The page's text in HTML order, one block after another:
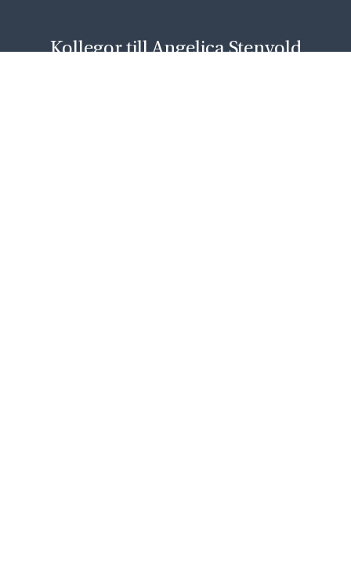
Kollegor till Angelica Stenvold